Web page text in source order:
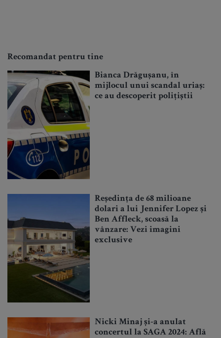
Recomandat pentru tine
Bianca Drăgușanu, în
mijlocul unui scandal uriaș:
ce au descoperit polițiștii
Reședința de 68 milioane
dolari a lui Jennifer Lopez și
Ben Affleck, scoasă la
vânzare: Vezi imagini
exclusive
Nicki Minaj și-a anulat
concertul la SAGA 2024: Află